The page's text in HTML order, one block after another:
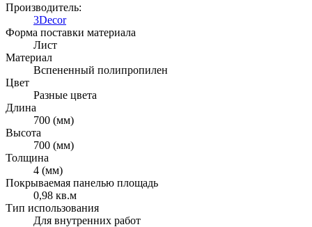
Производитель:
3Decor
Форма поставки материала
Лист
Материал
Вспененный полипропилен
Цвет
Разные цвета
Длина
700 (мм)
Высота
700 (мм)
Толщина
4 (мм)
Покрываемая панелью площадь
0,98 кв.м
Тип использования
Для внутренних работ